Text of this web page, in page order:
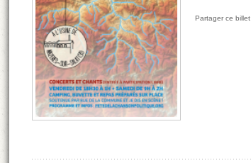
Partager ce billet